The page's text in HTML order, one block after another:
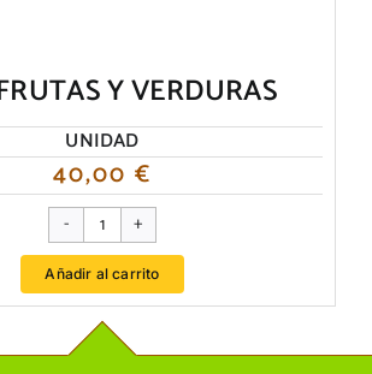
Y VERDURAS
UNIDAD
40,00 €
CAJA
FRUTAS
Y
VERDURAS
cantidad
Añadir al carrito